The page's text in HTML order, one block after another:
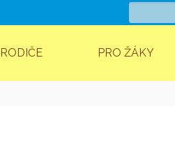
PRO ŽÁKY